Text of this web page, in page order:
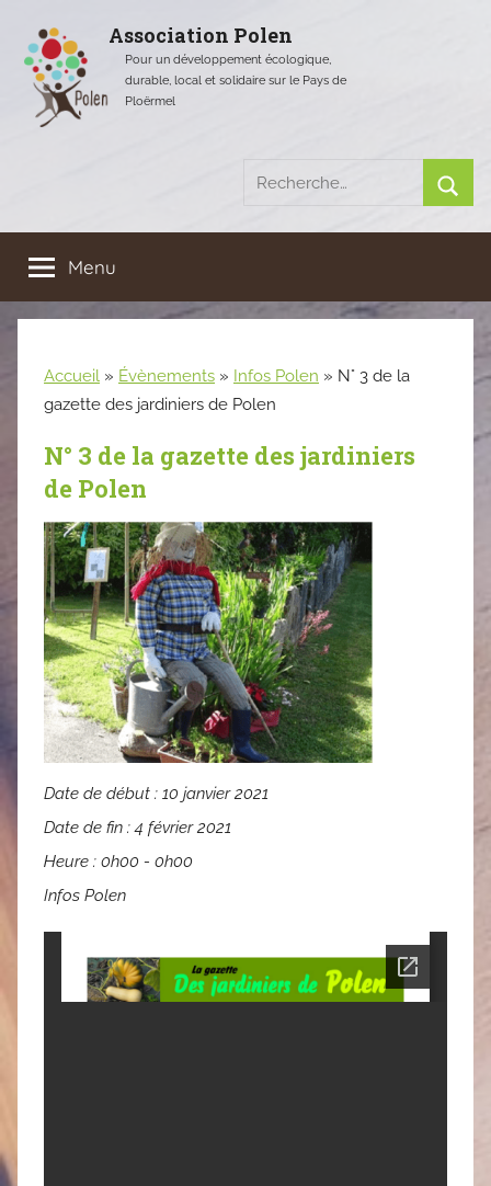
contenu
Association Polen
Pour un développement écologique,
durable, local et solidaire sur le Pays de
Ploërmel
Recherche
:
Menu
Accueil » Évènements » Infos Polen » N° 3 de la
gazette des jardiniers de Polen
N° 3 de la gazette des jardiniers
de Polen
Date de début : 10 janvier 2021
Date de fin :4 février 2021
Heure : 0h00 - 0h00
Infos Polen